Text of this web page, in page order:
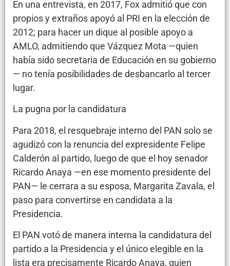
En una entrevista, en 2017, Fox admitió que con
propios y extraños apoyó al PRI en la elección de
2012; para hacer un dique al posible apoyo a
AMLO, admitiendo que Vázquez Mota —quien
había sido secretaria de Educación en su gobierno
— no tenía posibilidades de desbancarlo al tercer
lugar.
La pugna por la candidatura
Para 2018, el resquebraje interno del PAN solo se
agudizó con la renuncia del expresidente Felipe
Calderón al partido, luego de que el hoy senador
Ricardo Anaya —en ese momento presidente del
PAN— le cerrara a su esposa, Margarita Zavala, el
paso para convertirse en candidata a la
Presidencia.
El PAN votó de manera interna la candidatura del
partido a la Presidencia y el único elegible en la
lista era precisamente Ricardo Anaya, quien